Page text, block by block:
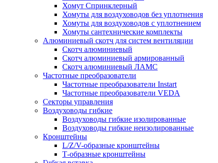
Хомут Спринклерный
Хомуты для воздуховодов без уплотнения
Хомуты для воздуховодов с уплотнением
Хомуты сантехнические комплекты
Алюминиевый скотч для систем вентиляции
Скотч алюминиевый
Скотч алюминиевый армированный
Скотч алюминиевый ЛАМС
Частотные преобразователи
Частотные преобразователи Instart
Частотные преобразователи VEDA
Секторы управления
Воздуховоды гибкие
Воздуховоды гибкие изолированные
Воздуховоды гибкие неизолированные
Кронштейны
L/Z/V-образные кронштейны
Т-образные кронштейны